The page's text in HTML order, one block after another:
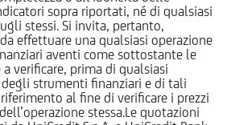
sopra riportati, né di qualsiasi
stessi. Si invita, pertanto,
effettuare una qualsiasi operazione
aventi come sottostante le
verificare, prima di qualsiasi
strumenti finanziari e di tali
al fine di verificare i prezzi
stessa.Le quotazioni